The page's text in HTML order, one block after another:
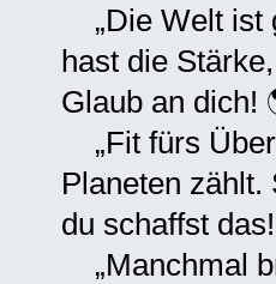
„Die Welt ist
hast die
Glaub an dich!
„Fit fürs
Planeten
du schaffst
„Manchmal